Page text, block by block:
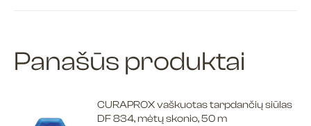
Panašūs produktai
CURAPROX vaškuotas tarpdančių siūlas
DF 834, mėtų skonio, 50 m